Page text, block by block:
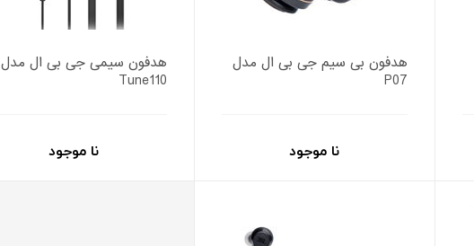
هدفون بی سیم جی بی ال مدل
P07
نا موجود
هدفون سیمی جی بی ال مدل
Tune110
نا موجود